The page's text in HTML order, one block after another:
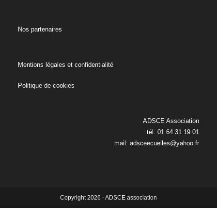
Nos partenaires
Mentions légales et confidentialité
Politique de cookies
ADSCE Association
tél: 01 64 31 19 01
mail: adsceecuelles@yahoo.fr
Copyright 2026 - ADSCE association